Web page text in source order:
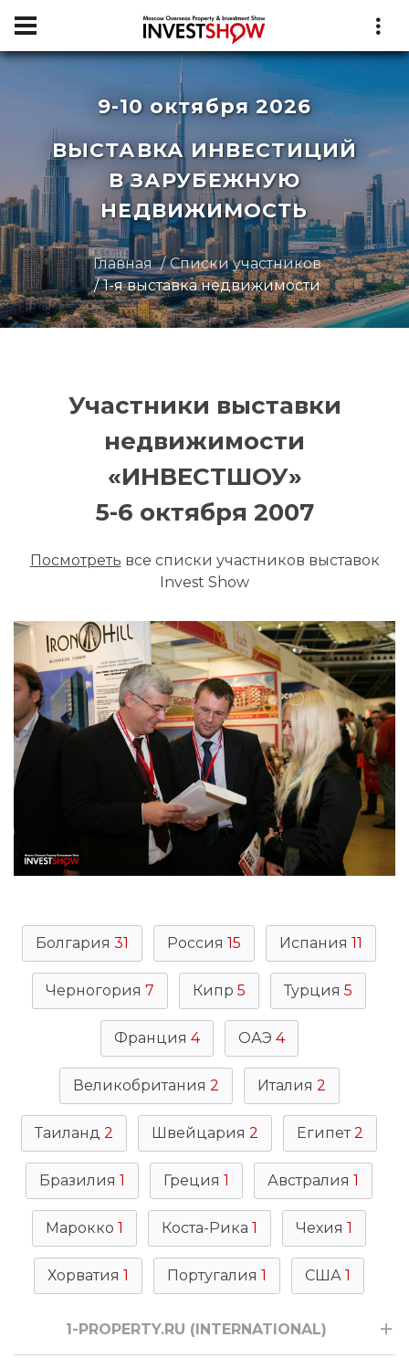
9-10 октября 2026
ВЫСТАВКА ИНВЕСТИЦИЙ
В ЗАРУБЕЖНУЮ
НЕДВИЖИМОСТЬ
Главная
Списки участников
1-я выставка недвижимости
Участники выставки
недвижимости
«ИНВЕСТШОУ»
5-6 октября 2007
Посмотреть все списки участников выставок
Invest Show
Болгария 31 Россия 15 Испания 11
Черногория 7 Кипр 5 Турция 5
Франция 4 ОАЭ 4
Великобритания 2 Италия 2
Таиланд 2 Швейцария 2 Египет2
Бразилия 1 Греция 1 Австралия 1
Марокко 1 Коста-Рика 1 Чехия 1
Хорватия 1 Португалия 1 США 1
1-PROPERTY.RU (INTERNATIONAL)